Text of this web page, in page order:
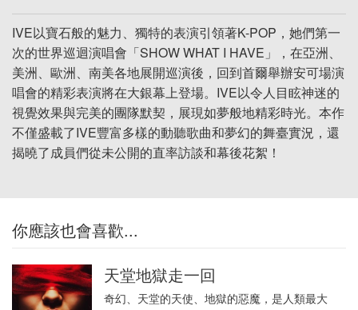
IVE以寶石般的魅力、獨特的表演引領著K-POP，她們第一
次的世界巡迴演唱會「SHOW WHAT I HAVE」，在亞洲、
美洲、歐洲、南美各地展開巡演後，回到首爾舉辦安可場演
唱會的精彩表演將在大銀幕上登場。IVE以令人目眩神迷的
視覺效果與完美的團隊默契，展現如夢般地精彩時光。本作
不僅盛載了IVE豐富多樣的動聽歌曲和夢幻的舞臺實況，還
揭曉了成員們從未公開的直率訪談和幕後花絮！
你應該也會喜歡...
天堂地獄走一回
奇幻、天堂的天使、地獄的惡魔，是人類最大